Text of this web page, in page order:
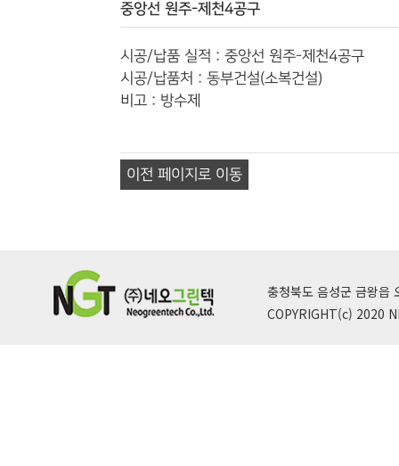
중앙선 원주-제천4공구
시공/납품 실적 : 중앙선 원주-제천4공구
시공/납품처 : 동부건설(소복건설)
비고 : 방수제
이전 페이지로 이동
충청북도 음성군 금왕
COPYRIGHT(c) 2020